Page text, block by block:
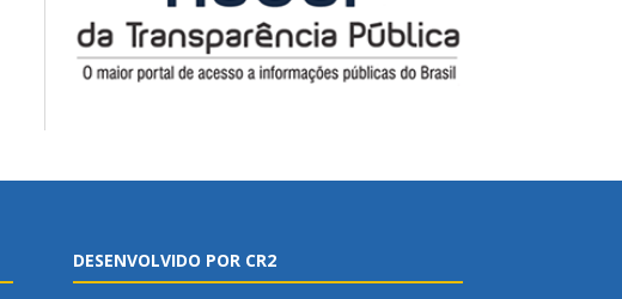
DESENVOLVIDO POR CR2